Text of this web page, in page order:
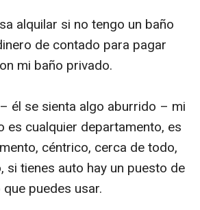
alquilar si no tengo un baño
de contado para pagar
mi baño privado.
– él se sienta algo aburrido – mi
es cualquier departamento, es
céntrico, cerca de todo,
si tienes auto hay un puesto de
puedes usar.